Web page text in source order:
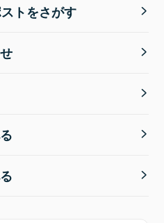
トをさがす